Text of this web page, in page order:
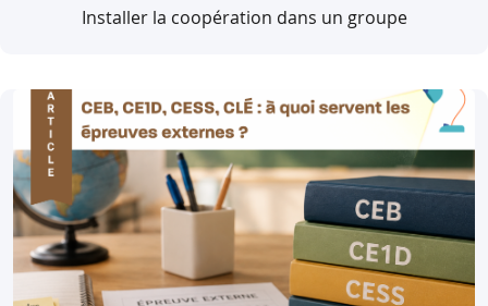
Installer la coopération dans un groupe